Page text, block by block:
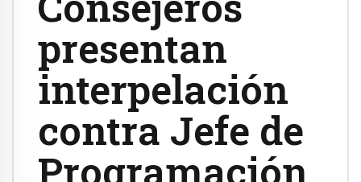
presentan
interpelación
contra Jefe de
Programación